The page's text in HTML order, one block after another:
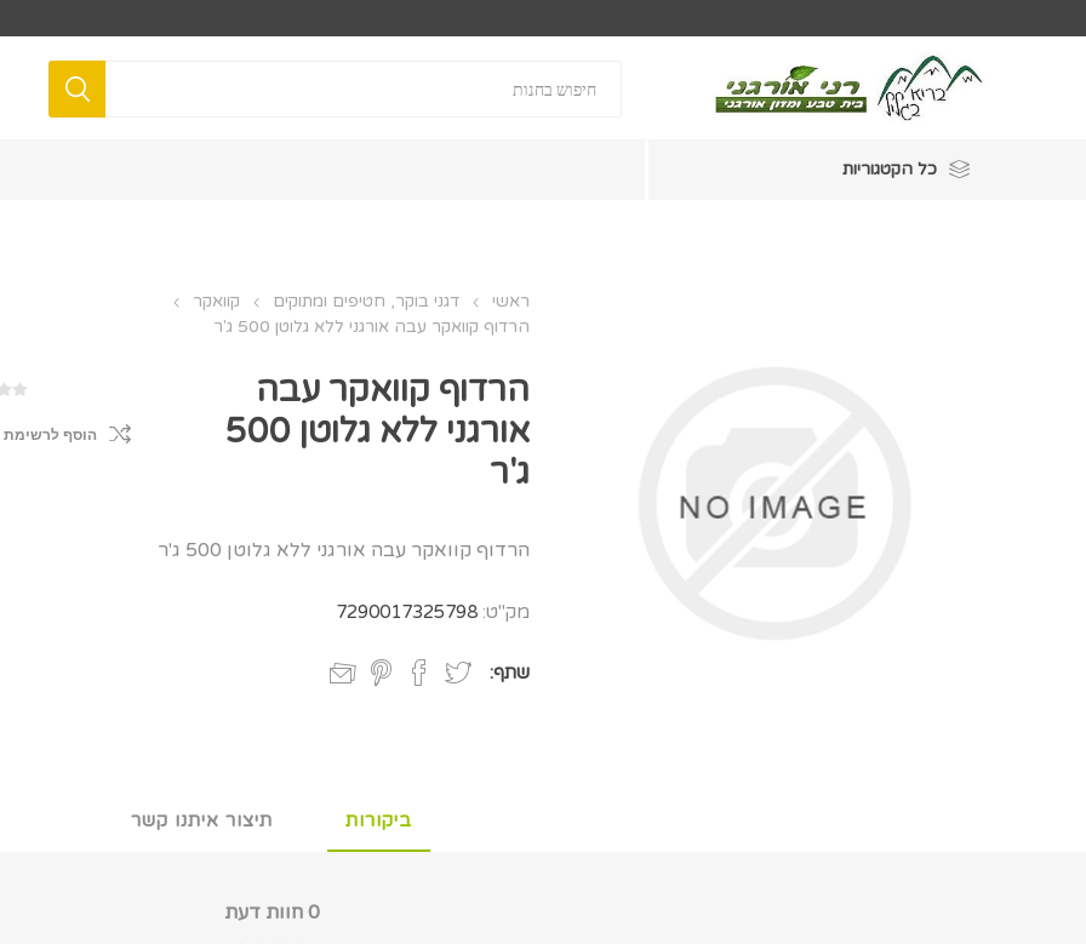
כל הקטגוריות
ראשי דגני בוקר, חטיפים ומתוקים
קוואקר
הרדוף קוואקר עבה אורגני ללא גלוטן 500 ג'ר
הרדוף קוואקר עבה
אורגני ללא גלוטן 500
ג'ר
הוסף לרשימת
הרדוף קוואקר עבה אורגני ללא גלוטן 500 ג'ר
מק"ט: 7290017325798
שתף:
ביקורות תיצור איתנו קשר
0 חוות דעת